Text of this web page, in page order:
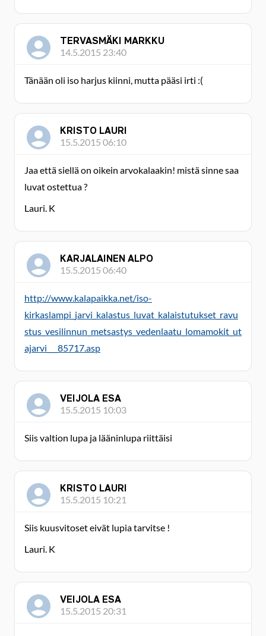
TERVASMÄKI MARKKU
14.5.2015 23:40
Tänään oli iso harjus kiinni, mutta pääsi irti :(
KRISTO LAURI
15.5.2015 06:10
Jaa että siellä on oikein arvokalaakin! mistä sinne saa
luvat ostettua ?
Lauri. K
KARJALAINEN ALPO
15.5.2015 06:40
http://www.kalapaikka.net/iso-
kirkaslampi_jarvi_kalastus_luvat_kalaistutukset_ravu
stus_vesilinnun_metsastys_vedenlaatu_lomamokit_ut
ajarvi___85717.asp
VEIJOLA ESA
15.5.2015 10:03
Siis valtion lupa ja lääninlupa riittäisi
KRISTO LAURI
15.5.2015 10:21
Siis kuusvitoset eivät lupia tarvitse !
Lauri. K
VEIJOLA ESA
15.5.2015 20:31